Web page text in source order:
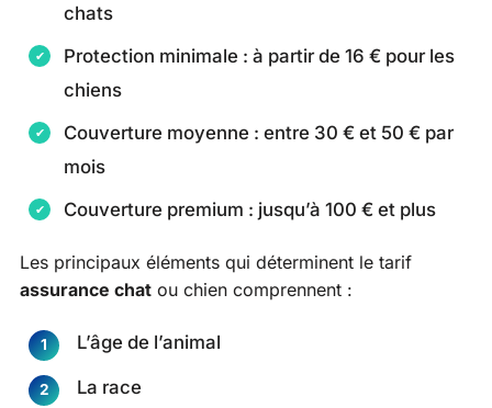
chats
Protection minimale : à partir de 16 € pour les
chiens
Couverture moyenne : entre 30 € et 50 € par
mois
Couverture premium : jusqu’à 100 € et plus
Les principaux éléments qui déterminent le tarif
assurance chat ou chien comprennent :
L’âge de l’animal
La race